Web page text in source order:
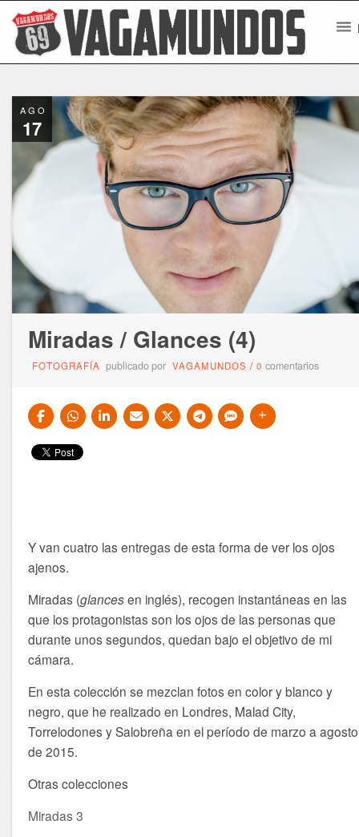
AGO
17
Miradas / Glances (4)
FOTOGRAFÍA publicado por VAGAMUNDOS /0comentarios
Y van cuatro las entregas de esta forma de ver los ojos
ajenos.
Miradas (glancesen inglés), recogen instantáneas en las
que los protagonistas son los ojos de las personas que
durante unos segundos, quedan bajo el objetivo de mi
cámara.
En esta colección se mezclan fotos en color y blanco y
negro, que he realizado en Londres, Malad City,
Torrelodones y Salobreña en el período de marzo a agosto
de 2015.
Otras colecciones
Miradas 3